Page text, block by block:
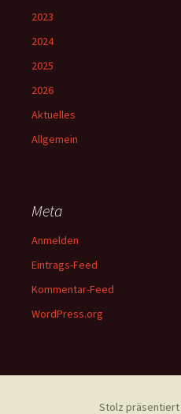
2023
2024
2025
2026
Aktuelles
Allgemein
Meta
Anmelden
Eintrags-Feed
Kommentar-Feed
WordPress.org
Stolz präsentiert